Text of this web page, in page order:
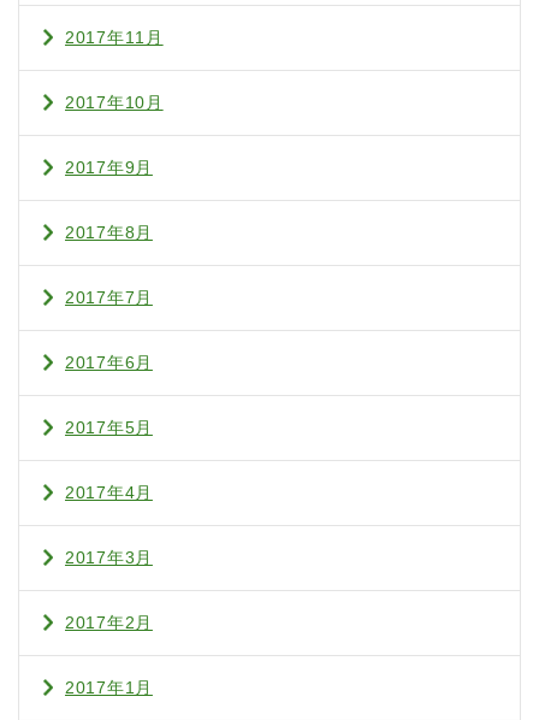
2017年11月
2017年10月
2017年9月
2017年8月
2017年7月
2017年6月
2017年5月
2017年4月
2017年3月
2017年2月
2017年1月